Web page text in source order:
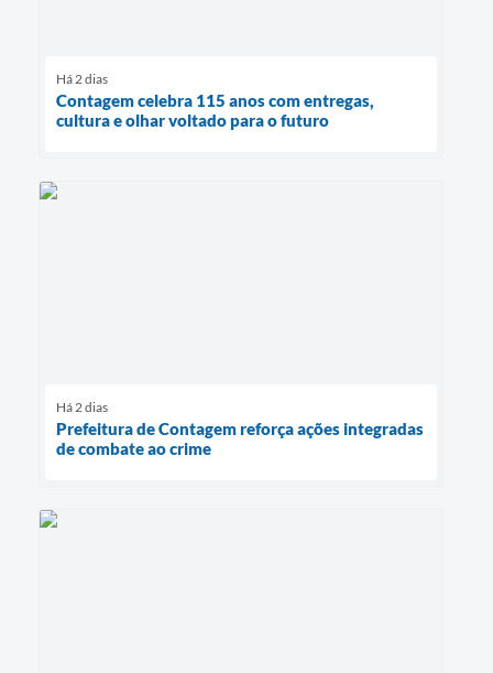
Há 2 dias
Contagem celebra 115 anos com entregas,
cultura e olhar voltado para o futuro
Há 2 dias
Prefeitura de Contagem reforça ações integradas
de combate ao crime